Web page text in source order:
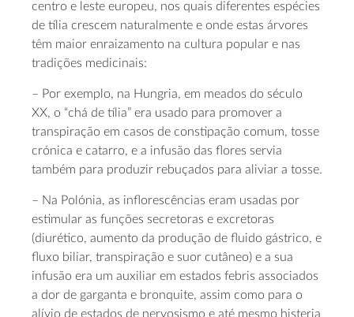
centro e leste europeu, nos quais diferentes espécies
de tília crescem naturalmente e onde estas árvores
têm maior enraizamento na cultura popular e nas
tradições medicinais:
– Por exemplo, na Hungria, em meados do século
XX, o “chá de tília” era usado para promover a
transpiração em casos de constipação comum, tosse
crónica e catarro, e a infusão das flores servia
também para produzir rebuçados para aliviar a tosse.
– Na Polónia, as inflorescências eram usadas por
estimular as funções secretoras e excretoras
(diurético, aumento da produção de fluido gástrico, e
fluxo biliar, transpiração e suor cutâneo) e a sua
infusão era um auxiliar em estados febris associados
a dor de garganta e bronquite, assim como para o
alívio de estados de nervosismo e até mesmo histeria